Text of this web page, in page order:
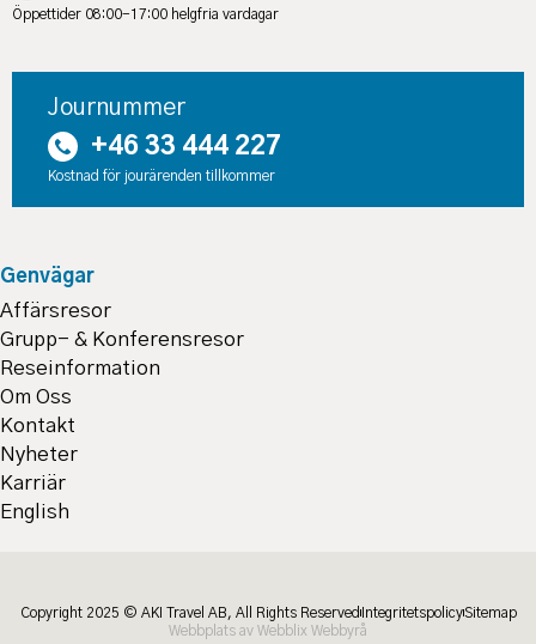
Journummer
+46 33 444 227
Kostnad för jourärenden tillkommer
Öppettider 08:00-17:00 helgfria vardagar
Genvägar
Affärsresor
Grupp- & Konferensresor
Reseinformation
Om Oss
Kontakt
Nyheter
Karriär
English
Copyright 2025 © AKI Travel AB, All Rights Reserved IntegritetspolicySitemap
Webbplats av Webblix Webbyrå